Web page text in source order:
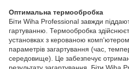
Оптимальна термообробка
Біти Wiha Professional завжди
гартуванню. Термообробка
установках з керованою
параметрів загартування (час,
середовище). Це забезпечує